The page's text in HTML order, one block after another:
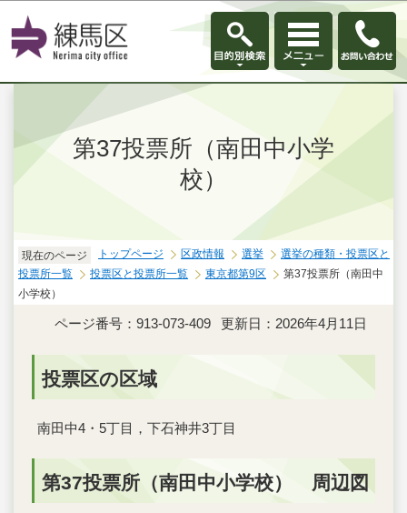
このページの本文へ移動
第37投票所（南田中小学
校）
現在のページ トップページ 区政情報 選挙
選挙の種類・投票区と
投票所一覧
投票区と投票所一覧 東京都第9区
第37投票所（南田中
小学校）
ページ番号：913-073-409 更新日：2026年4月11日
投票区の区域
南田中4・5丁目，下石神井3丁目
第37投票所（南田中小学校） 周辺図